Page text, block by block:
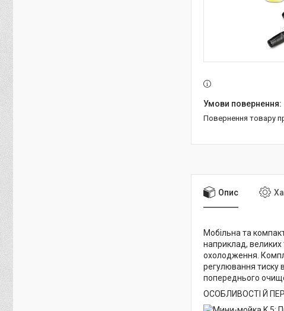
повернення товару
Опис
Мобільна та
наприклад, великих
охолодження.
регулювання тиску
попереднього
ОСОБЛИВОСТІ Й